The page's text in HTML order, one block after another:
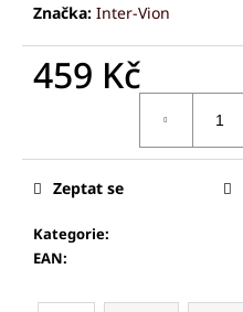
Značka: Inter-Vion
459 Kč
Kategorie:
EAN:
Zeptat se
u
m
CESTOVNÍ
SADA
KS
175